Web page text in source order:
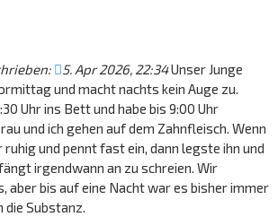
5. Apr 2026, 22:34Unser Junge
und macht nachts kein Auge zu.
Uhr ins Bett und habe bis 9:00 Uhr
und ich gehen auf dem Zahnfleisch. Wenn
und pennt fast ein, dann legste ihn und
irgendwann an zu schreien. Wir
aber bis auf eine Nacht war es bisher immer
die Substanz.